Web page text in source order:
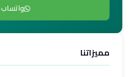
واتساب
مميزاتنا